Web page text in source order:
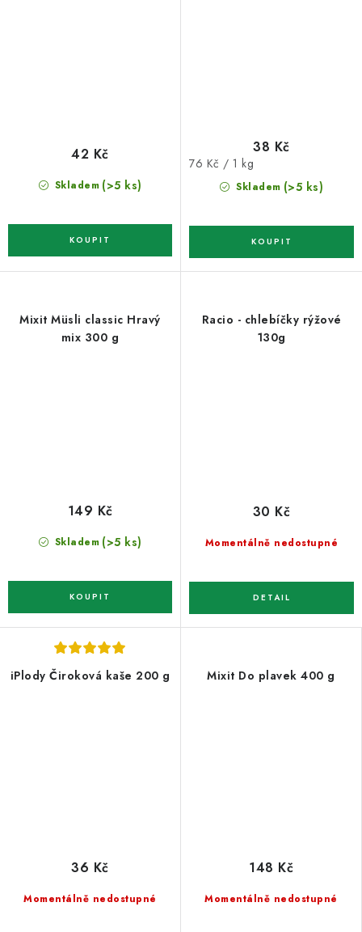
Skladem (>5 ks)
42 Kč
Skladem (>5 ks)
38 Kč
Měrná
76 Kč / 1 kg
Mixit Müsli classic Hravý
mix 300 g
Skladem (>5 ks)
149 Kč
Racio - chlebíčky rýžové
130g
Momentálně nedostupné
30 Kč
iPlody Čiroková kaše 200 g
Momentálně nedostupné
36 Kč
Mixit Do plavek 400 g
Momentálně nedostupné
148 Kč